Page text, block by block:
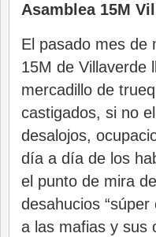
Asamblea 15M
El pasado mes de
15M de Villaverde
mercadillo de
castigados, si no
desalojos,
día a día de los
el punto de mira
desahucios
a las mafias y sus